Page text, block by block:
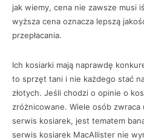
jak wiemy, cena nie zawsze musi
wyższa cena oznacza lepszą
przepłacania.
Ich kosiarki mają naprawdę
to sprzęt tani i nie każdego stać
złotych. Jeśli chodzi o opinie o
zróżnicowane. Wiele osób
serwis kosiarek, jest tematem
serwis kosiarek MacAllister nie